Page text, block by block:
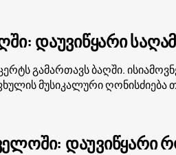
დაუვიწყარი
გამართავს ბაღში.
მუსიკალური ღონისძიება